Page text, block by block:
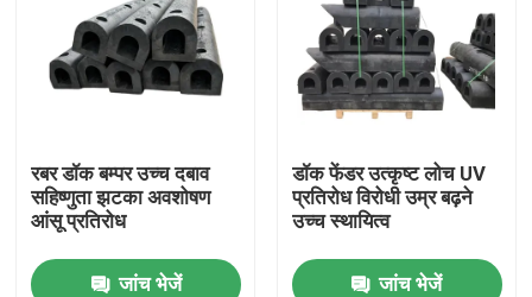
वीडियो
हमारे बारे में
कारखाना भ्रमण
रबर डॉक बम्पर उच्च दबाव
सहिष्णुता झटका अवशोषण
आंसू प्रतिरोध
जांच भेजें
डॉक फेंडर उत्कृष्ट लोच UV
प्रतिरोध विरोधी उम्र बढ़ने
उच्च स्थायित्व
जांच भेजें